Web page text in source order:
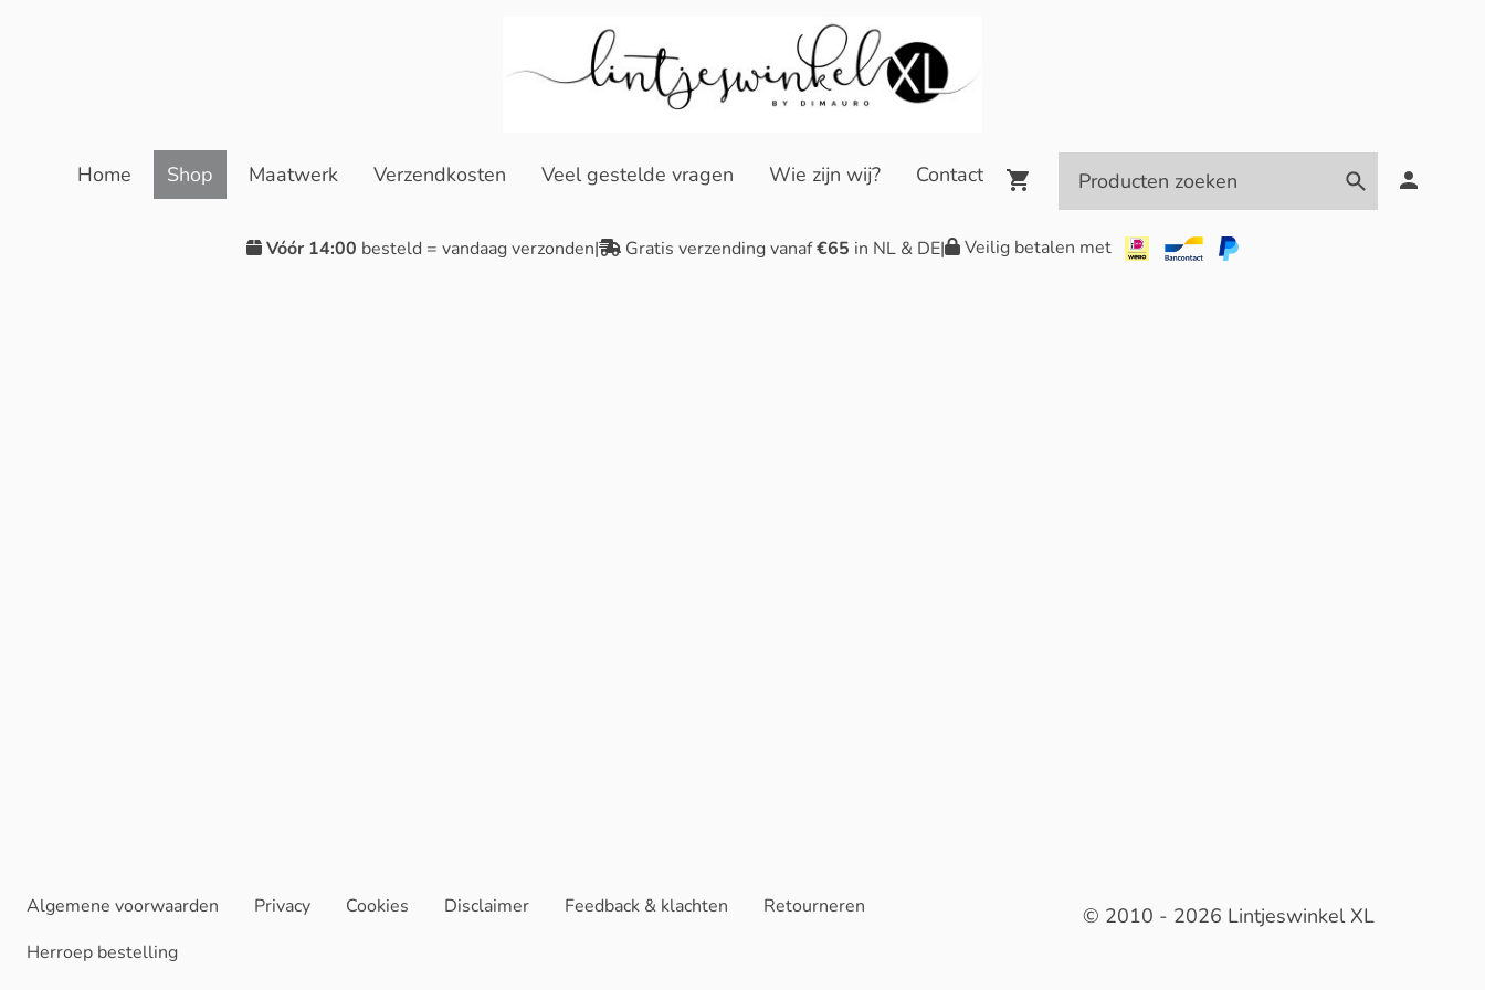
Home Shop Maatwerk Verzendkosten Veel gestelde vragen Wie zijn wij? Contact
Vóór 14:00 besteld = vandaag verzonden| Gratis verzending vanaf€65 in NL & DE| Veilig betalen met
Algemene voorwaarden Privacy Cookies Disclaimer Feedback & klachten
Retourneren
Herroep bestelling
© 2010 - 2026 Lintjeswinkel XL